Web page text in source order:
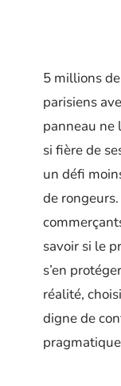
5 millions
parisiens
panneau ne
si fière de
un défi
de
savoir si le
s’en
réalité,
digne de